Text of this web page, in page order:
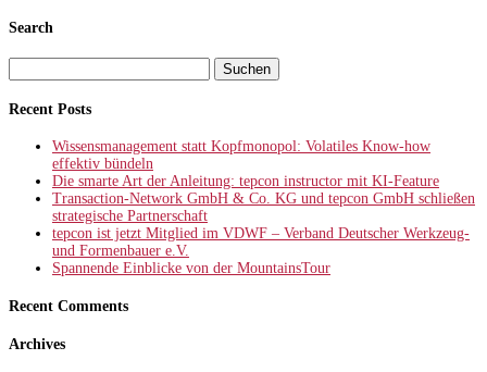
Search
nach:
Recent Posts
Wissensmanagement statt Kopfmonopol: Volatiles Know-how
effektiv bündeln
Die smarte Art der Anleitung: tepcon instructor mit KI-Feature
Transaction-Network GmbH & Co. KG und tepcon GmbH schließen
strategische Partnerschaft
tepcon ist jetzt Mitglied im VDWF – Verband Deutscher Werkzeug-
und Formenbauer e.V.
Spannende Einblicke von der MountainsTour
Recent Comments
Archives